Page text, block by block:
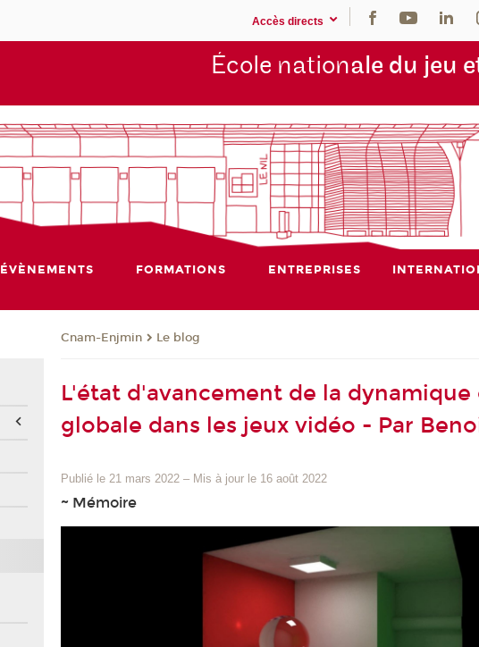
Accès directs
École nationale du jeu
ÉVÈNEMENTS FORMATIONS ENTREPRISES
Cnam-Enjmin Le blog
L'état d'avancement de la
globale dans les jeux vidéo - Par
Publié le 21 mars 2022 – Mis à jour le 16 août 2022
~ Mémoire